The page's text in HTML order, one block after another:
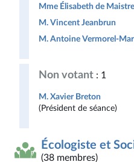
Mme Élisabeth de Maistre
M. Vincent Jeanbrun
M. Antoine Vermorel-
Non votant : 1
M. Xavier Breton
(Président de séance)
Écologiste et
(38 membres)